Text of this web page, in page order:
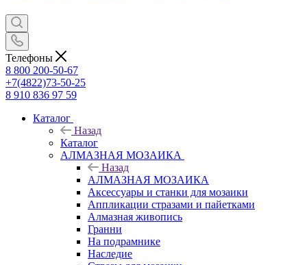
Телефоны
8 800 200-50-67
+7(4822)73-50-25
8 910 836 97 59
Каталог
Назад
Каталог
АЛМАЗНАЯ МОЗАИКА
Назад
АЛМАЗНАЯ МОЗАИКА
Аксессуары и станки для мозаики
Аппликации стразами и пайетками
Алмазная живопись
Гранни
На подрамнике
Наследие